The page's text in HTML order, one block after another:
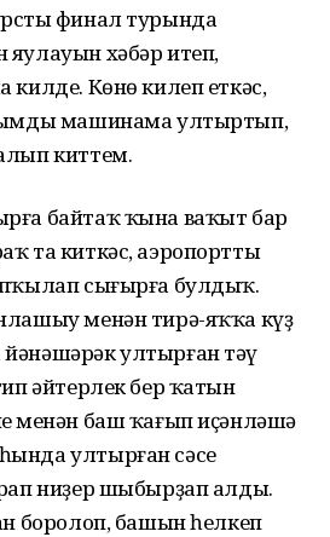
финал турында
хәбәр итеп,
Көнө килеп еткәс,
машинама ултыртып,
киттем.
байтаҡ ҡына ваҡыт бар
та киткәс, аэропорттың
сығырға булдыҡ.
менән тирә-яҡҡа күҙ
ултырған тәү
әйтерлек бер ҡатын
менән баш ҡағып иҫәнләшә
ултырған сәсе
ниҙер шыбырҙап алды.
боролоп, башын һелкеп